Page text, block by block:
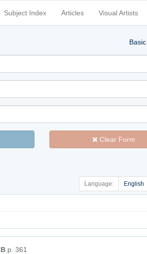
Subject Index Articles Visual Artists
Clear Form
Language: English
B p. 361